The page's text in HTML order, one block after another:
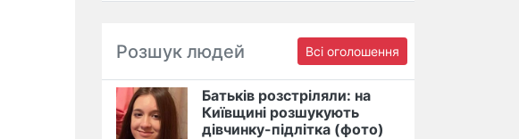
Розшук людей Всі оголошення
Батьків розстріляли: на
Київщині розшукують
дівчинку-підлітка (фото)